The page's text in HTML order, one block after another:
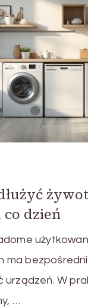
co dzień
ma
urządzeń. W
…